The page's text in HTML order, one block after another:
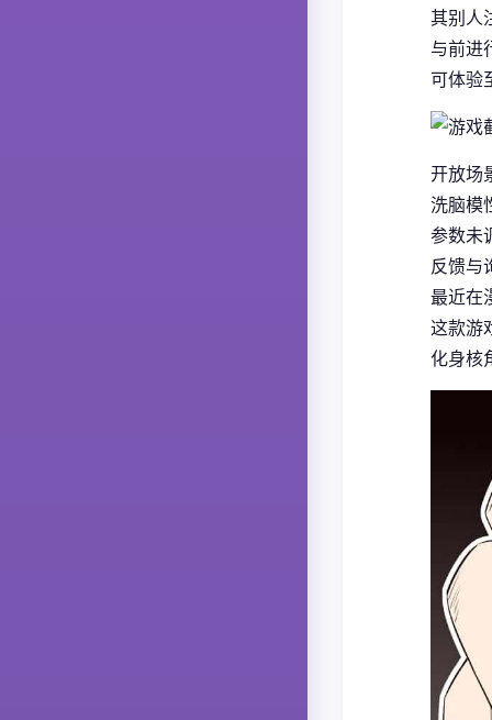
其别人
与前进
可体验
开放场
洗脑模
参数未
反馈与
最近在
这款游
化身核